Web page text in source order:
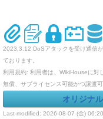
2023.3.12 DoSアタックを受け通信
ております。
利用規約: 利用者は、WikiHouseに対
無償、サブライセンス可能かつ譲渡
オリジナ
Last-modified: 2026-08-07 (金)